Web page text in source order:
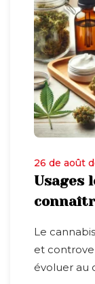
26 de août
Usages
Le
et
évoluer au